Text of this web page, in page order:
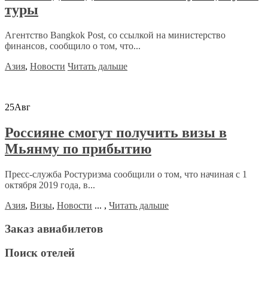
туры
Агентство Bangkok Post, со ссылкой на министерство
финансов, сообщило о том, что...
Азия, Новости Читать дальше
25Авг
Россияне смогут получить визы в
Мьянму по прибытию
Пресс-служба Ростуризма сообщили о том, что начиная с 1
октября 2019 года, в...
Азия, Визы, Новости ... , Читать дальше
Заказ авиабилетов
Поиск отелей